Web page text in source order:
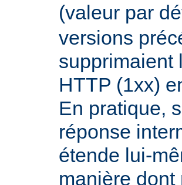
(valeur par
versions
supprimaient
HTTP (1xx)
En pratique,
réponse
étende lui-
manière